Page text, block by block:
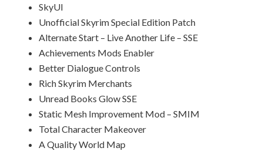
SkyUI
Unofficial Skyrim Special Edition Patch
Alternate Start – Live Another Life – SSE
Achievements Mods Enabler
Better Dialogue Controls
Rich Skyrim Merchants
Unread Books Glow SSE
Static Mesh Improvement Mod – SMIM
Total Character Makeover
A Quality World Map